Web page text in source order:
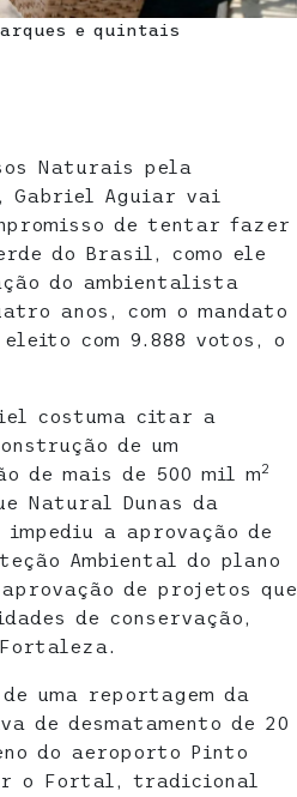
e quintais
Naturais pela
Gabriel Aguiar vai
de tentar fazer
do Brasil, como ele
do ambientalista
anos, com o mandato
com 9.888 votos, o
costuma citar a
de um
de mais de 500 mil m2
Natural Dunas da
impediu a aprovação de
Ambiental do plano
de projetos que
de conservação,
uma reportagem da
de desmatamento de 20
do aeroporto Pinto
o Fortal, tradicional